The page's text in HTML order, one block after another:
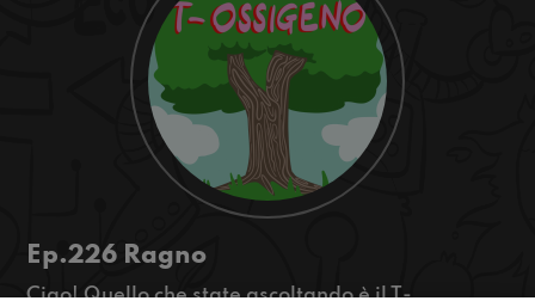
Ep.226 Ragno
Ciao! Quello che state ascoltando è il T-